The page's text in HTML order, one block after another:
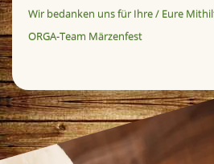
Wir bedanken uns für Ihre / Eure
ORGA-Team Märzenfest